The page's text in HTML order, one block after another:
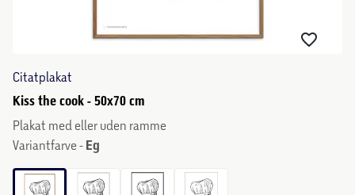
Citatplakat
Kiss the cook - 50x70 cm
Plakat med eller uden ramme
Variantfarve - Eg